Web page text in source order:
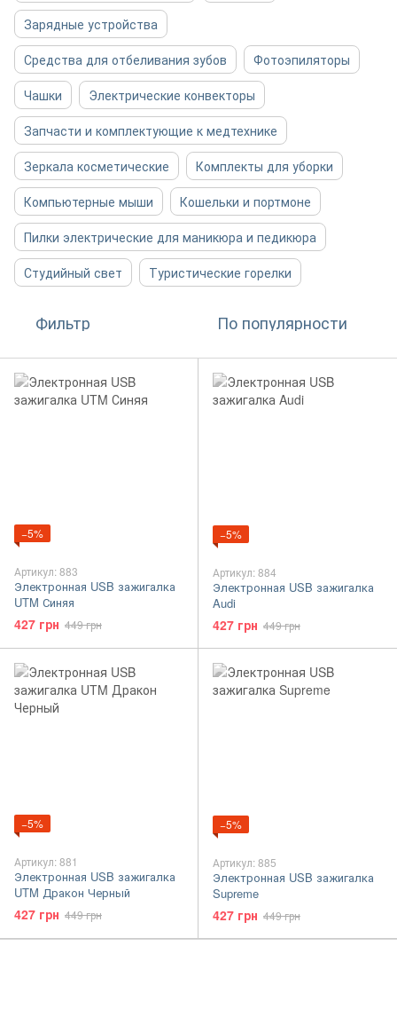
Зарядные устройства
Средства для отбеливания зубов
Фотоэпиляторы
Чашки
Электрические конвекторы
Запчасти и комплектующие к медтехнике
Зеркала косметические
Комплекты для уборки
Компьютерные мыши
Кошельки и портмоне
Пилки электрические для маникюра и педикюра
Студийный свет
Туристические горелки
Фильтр По популярности
−5%
Артикул: 883
Электронная USB зажигалка
UTM Синяя
427 грн 449 грн
−5%
Артикул: 884
Электронная USB зажигалка
Audi
427 грн 449 грн
−5%
Артикул: 881
Электронная USB зажигалка
UTM Дракон Черный
427 грн 449 грн
−5%
Артикул: 885
Электронная USB зажигалка
Supreme
427 грн 449 грн